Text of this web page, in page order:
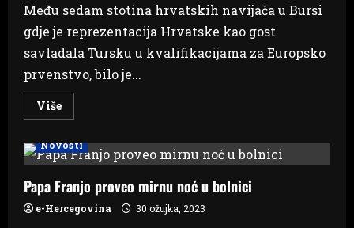
Među sedam stotina hrvatskih navijača u Bursi
gdje je reprezentacija Hrvatske kao gost
savladala Tursku u kvalifikacijama za Europsko
prvenstvo, bilo je...
VišeRead
more
bili
u
oduševili
Turke
porukom
na
Novosti
Papa Franjo proveo mirnu noć u bolnici
e-Hercegovina 30 ožujka, 2023